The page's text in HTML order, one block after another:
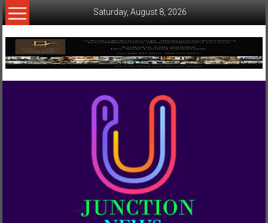
Skip
to
Saturday, August 8, 2026
www.ujunctionnews.com
เว็บ
ข่าว